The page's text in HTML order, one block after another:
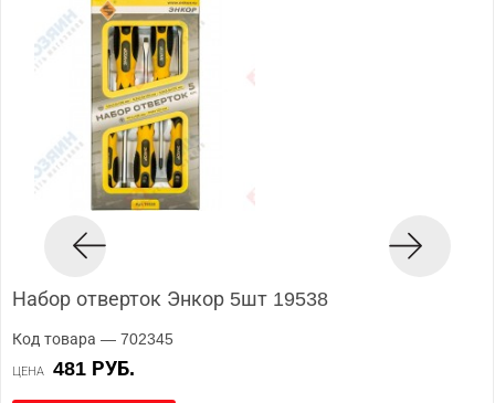
Набор отверток Энкор 5шт 19538
Код товара — 702345
ЦЕНА 481 РУБ.